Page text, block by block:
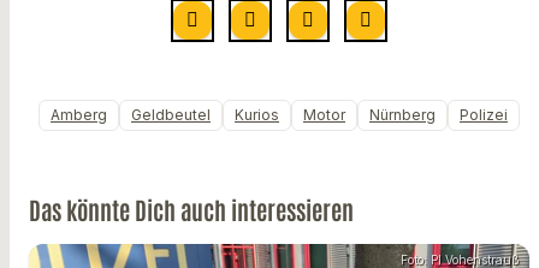
Amberg Geldbeutel Kurios Motor Nürnberg Polizei
Das könnte Dich auch interessieren
Foto: PI Vohenstrauß